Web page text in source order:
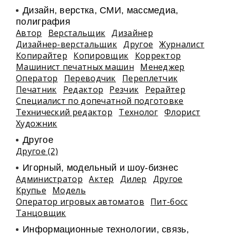
Дизайн, верстка, СМИ, массмедиа,
полиграфия
Автор Верстальщик Дизайнер
Дизайнер-верстальщик Другое
Журналист
Копирайтер
Копировщик
Корректор
Машинист печатных машин
Менеджер
Оператор
Переводчик
Переплетчик
Печатник
Редактор Резчик
Рерайтер
Специалист по допечатной подготовке
Технический редактор
Технолог Флорист
Художник
Другое
Другое (2)
Игорный, модельный и шоу-бизнес
Администратор Актер Дилер
Другое
Крупье
Модель
Оператор игровых автоматов
Пит-босс
Танцовщик
Информационные технологии, связь,